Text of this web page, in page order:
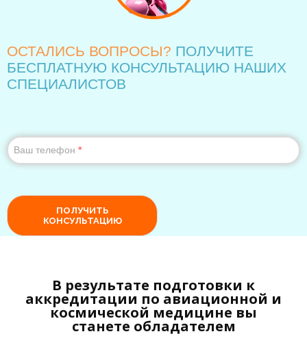
В результате подготовки к
аккредитации по авиационной и
космической медицине вы
станете обладателем